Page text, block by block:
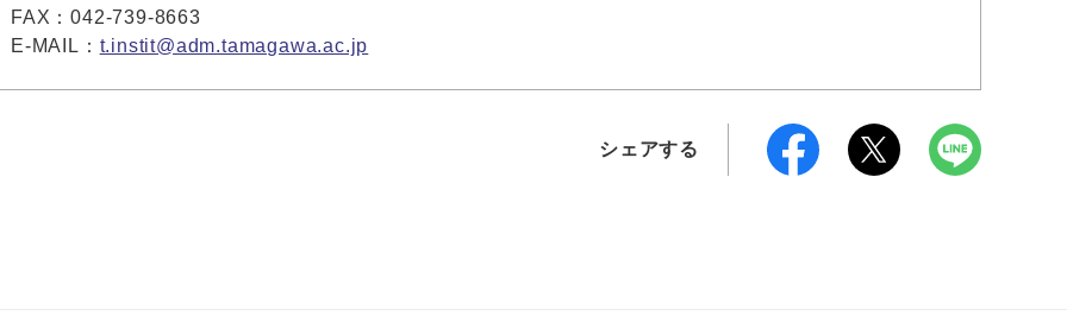
FAX：042-739-8663
E-MAIL： t.instit@adm.tamagawa.ac.jp
シェアする